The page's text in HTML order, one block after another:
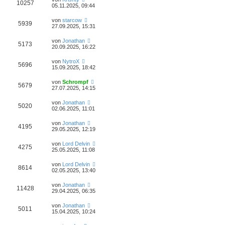
10257
05.11.2025, 09:44
5939 von starcow
27.09.2025, 15:31
5173 von Jonathan
20.09.2025, 16:22
5696 von NytroX
15.09.2025, 18:42
5679 von Schrompf
27.07.2025, 14:15
5020 von Jonathan
02.06.2025, 11:01
4195 von Jonathan
29.05.2025, 12:19
4275 von Lord Delvin
25.05.2025, 11:08
8614 von Lord Delvin
02.05.2025, 13:40
11428 von Jonathan
29.04.2025, 06:35
5011 von Jonathan
15.04.2025, 10:24